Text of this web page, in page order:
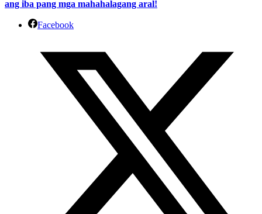
ang iba pang mga mahahalagang aral!
Facebook